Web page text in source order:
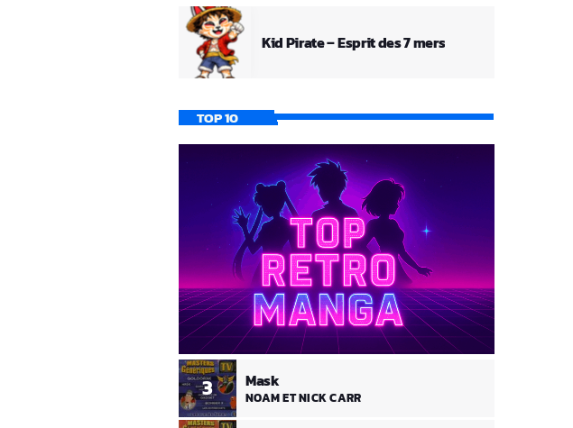
Kid Pirate – Esprit des 7 mers
TOP 10
3 Mask
NOAM ET NICK CARR